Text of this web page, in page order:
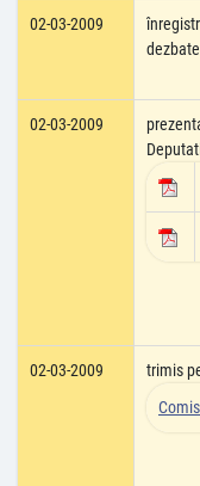
02-03-2009
02-03-2009
02-03-2009
trimis